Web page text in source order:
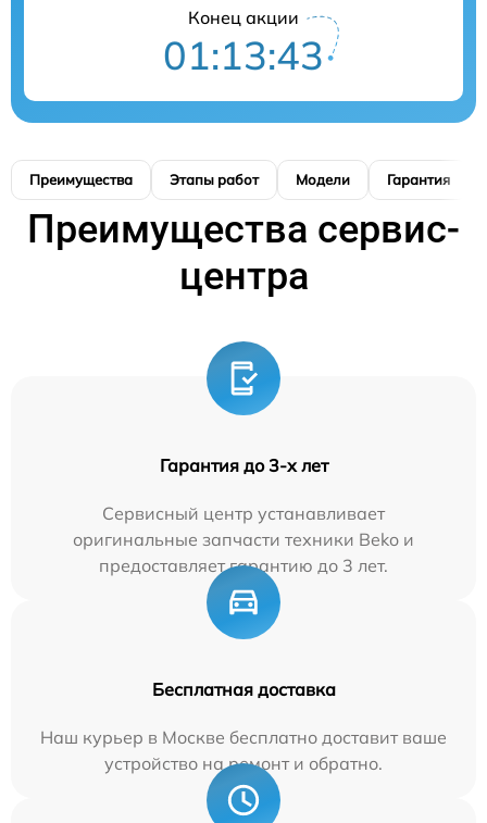
Конец акции
01:13:42
Преимущества Этапы работ Модели Гарантия
Преимущества сервис-
центра
Гарантия до 3-х лет
Сервисный центр устанавливает
оригинальные запчасти техники Beko и
предоставляет гарантию до 3 лет.
Бесплатная доставка
Наш курьер в Москве бесплатно доставит ваше
устройство на ремонт и обратно.